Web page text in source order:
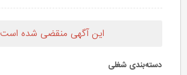
این آگهی منقضی شده است
دسته‌بندی شغلی